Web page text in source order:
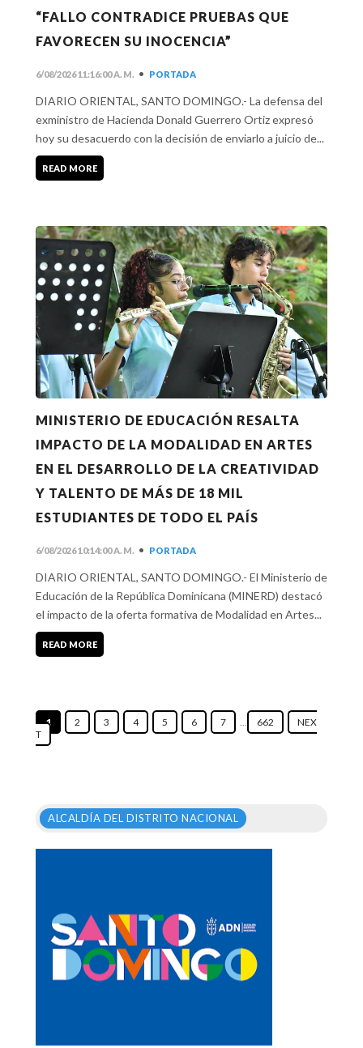
“FALLO CONTRADICE PRUEBAS QUE
FAVORECEN SU INOCENCIA”
6/08/2026 11:16:00 A. M. • PORTADA
DIARIO ORIENTAL, SANTO DOMINGO.- La defensa del
exministro de Hacienda Donald Guerrero Ortiz expresó
hoy su desacuerdo con la decisión de enviarlo a juicio de...
READ MORE
MINISTERIO DE EDUCACIÓN RESALTA
IMPACTO DE LA MODALIDAD EN ARTES
EN EL DESARROLLO DE LA CREATIVIDAD
Y TALENTO DE MÁS DE 18 MIL
ESTUDIANTES DE TODO EL PAÍS
6/08/2026 10:14:00 A. M. • PORTADA
DIARIO ORIENTAL, SANTO DOMINGO.- El Ministerio de
Educación de la República Dominicana (MINERD) destacó
el impacto de la oferta formativa de Modalidad en Artes...
READ MORE
1 2 3 4 5 6 7 ... 662
NEX
T
ALCALDÍA DEL DISTRITO NACIONAL